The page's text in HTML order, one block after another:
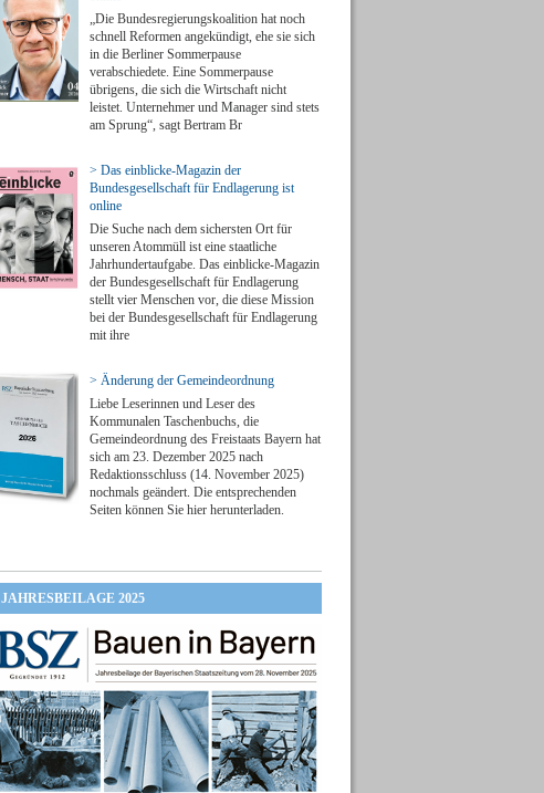
„Die Bundesregierungskoalition hat noch
schnell Reformen angekündigt, ehe sie sich
in die Berliner Sommerpause
verabschiedete. Eine Sommerpause
übrigens, die sich die Wirtschaft nicht
leistet. Unternehmer und Manager sind stets
am Sprung“, sagt Bertram Br
> Das einblicke-Magazin der
Bundesgesellschaft für Endlagerung ist
online
Die Suche nach dem sichersten Ort für
unseren Atommüll ist eine staatliche
Jahrhundertaufgabe. Das einblicke-Magazin
der Bundesgesellschaft für Endlagerung
stellt vier Menschen vor, die diese Mission
bei der Bundesgesellschaft für Endlagerung
mit ihre
> Änderung der Gemeindeordnung
Liebe Leserinnen und Leser des
Kommunalen Taschenbuchs, die
Gemeindeordnung des Freistaats Bayern hat
sich am 23. Dezember 2025 nach
Redaktionsschluss (14. November 2025)
nochmals geändert. Die entsprechenden
Seiten können Sie hier herunterladen.
JAHRESBEILAGE 2025